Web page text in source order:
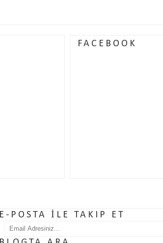
FACEBOOK
E-POSTA İLE TAKIP ET